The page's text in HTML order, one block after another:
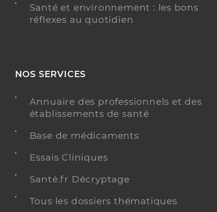
Santé et environnement : les bons
réflexes au quotidien
NOS SERVICES
Annuaire des professionnels et des
établissements de santé
Base de médicaments
Essais Cliniques
Santé.fr Décryptage
Tous les dossiers thématiques